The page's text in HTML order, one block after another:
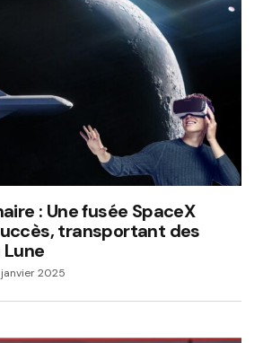
: Une fusée SpaceX
transportant des
2025